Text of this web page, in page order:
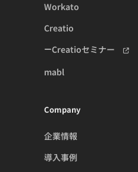
Workato
Creatio
Creatioセミナー
mabl
Company
企業情報
導入事例